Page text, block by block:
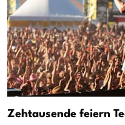
Zehtausende feiern